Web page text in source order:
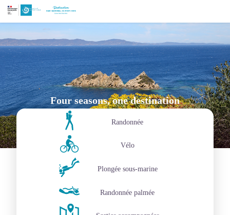
Four seasons, one destination
Randonnée
Vélo
Plongée sous-marine
Randonnée palmée